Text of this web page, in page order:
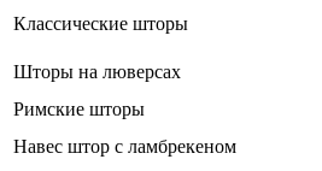
Классические шторы
Шторы на люверсах
Римские шторы
Навес штор с ламбрекеном